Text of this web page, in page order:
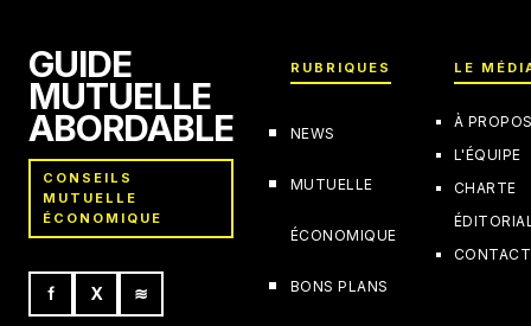
GUIDE
MUTUELLE
ABORDABLE
CONSEILS
MUTUELLE
ÉCONOMIQUE
f X ≋
RUBRIQUES
NEWS
MUTUELLE
ÉCONOMIQUE
BONS PLANS
LE
À
L'ÉQUIPE
CHARTE
CONTACT